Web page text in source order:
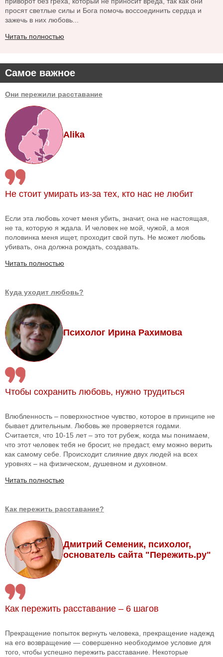
Самое важное
Они пережили расставание
Alika
Не стоит умирать из-за тех, кто нас не любит
Если эта любовь хочет меня убить, значит, она не настоящая,
не та, которую я ждала. И человек не мой, чужой, а моя
половинка меня ищет, проходит свой путь. Не может любовь
убивать, она должна рождать, создавать.
Читать полностью
Куда уходит любовь?
Психолог Ирина Рахимова
Чтобы сохранить любовь, нужно трудиться
Влюбленность – поверхностное чувство, которое в принципе не
бывает длительным. Любовь же проверяется годами.
Считается, что 10-15 лет – это тот рубеж, когда мы понимаем,
что этот человек тебя не бросит, не предаст, ему можно верить
как самому себе. Происходит слияние двух людей на всех
уровнях – на физическом, душевном и духовном.
Читать полностью
Как пережить расставание?
Дмитрий Семеник, психолог,
основатель сайта "Пережить.ру"
Как пережить расставание – 6 шагов
Прекращение попыток вернуть человека, прекращение надежд
на его возвращение — совершенно необходимое условие для
того, чтобы успешно пережить расставание. Некоторые
просят светлые силы и Бога помочь воссоединить сердца и
зажечь в них любовь...
Читать полностью